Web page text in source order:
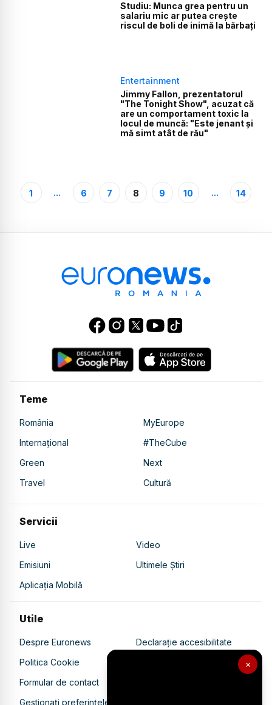
×
Studiu: Munca grea pentru un
salariu mic ar putea crește
riscul de boli de inimă la bărbați
Entertainment
Jimmy Fallon, prezentatorul
"The Tonight Show", acuzat că
are un comportament toxic la
locul de muncă: "Este jenant și
mă simt atât de rău"
1 ... 6 7 8 9 10 ... 14
Teme
România
MyEurope
Internațional
#TheCube
Green
Next
Travel
Cultură
Servicii
Live
Video
Emisiuni
Ultimele Știri
Aplicația Mobilă
Utile
Despre Euronews
Declarație accesibilitate
Politica Cookie
Politica de confidențialitate
Formular de contact
Gestionați preferințele